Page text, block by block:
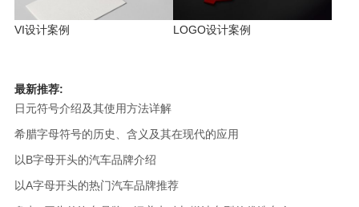
VI设计案例 LOGO设计案例
最新推荐:
日元符号介绍及其使用方法详解
希腊字母符号的历史、含义及其在现代的应用
以B字母开头的汽车品牌介绍
以A字母开头的热门汽车品牌推荐